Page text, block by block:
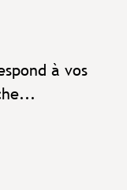
à vos